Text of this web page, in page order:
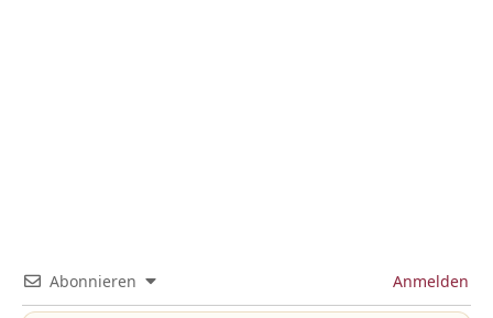
Abonnieren Anmelden